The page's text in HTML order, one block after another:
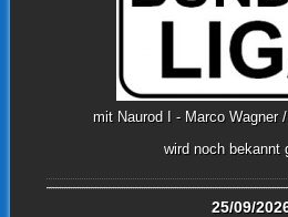
mit Naurod I - Marco Wagner
wird noch bekannt
25/09/